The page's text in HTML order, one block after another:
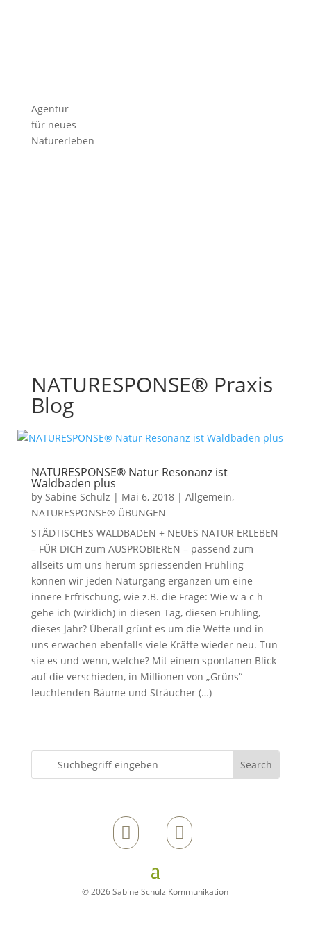
Agentur
für neues
Naturerleben
NATURESPONSE® Praxis
Blog
NATURESPONSE® Natur Resonanz ist
Waldbaden plus
by Sabine Schulz | Mai 6, 2018| Allgemein,
NATURESPONSE® ÜBUNGEN
STÄDTISCHES WALDBADEN + NEUES NATUR ERLEBEN
– FÜR DICH zum AUSPROBIEREN – passend zum
allseits um uns herum spriessenden Frühling
können wir jeden Naturgang ergänzen um eine
innere Erfrischung, wie z.B. die Frage: Wie w a c h
gehe ich (wirklich) in diesen Tag, diesen Frühling,
dieses Jahr? Überall grünt es um die Wette und in
uns erwachen ebenfalls viele Kräfte wieder neu. Tun
sie es und wenn, welche? Mit einem spontanen Blick
auf die verschieden, in Millionen von „Grüns“
leuchtenden Bäume und Sträucher (…)
 
© 2026 Sabine Schulz Kommunikation